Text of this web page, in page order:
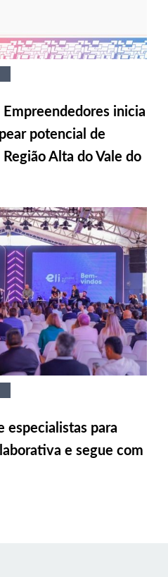
inicia
potencial de
Alta do Vale do
especialistas para
e segue com